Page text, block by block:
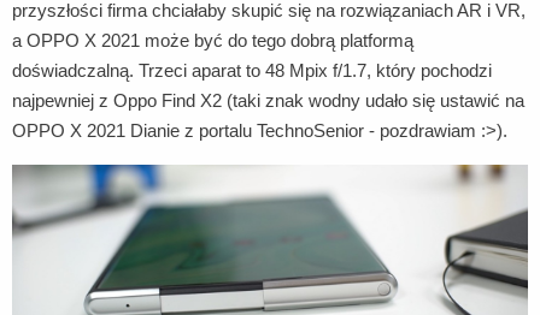
przyszłości firma chciałaby skupić się na rozwiązaniach AR i VR,
a OPPO X 2021 może być do tego dobrą platformą
doświadczalną. Trzeci aparat to 48 Mpix f/1.7, który pochodzi
najpewniej z Oppo Find X2 (taki znak wodny udało się ustawić na
OPPO X 2021 Dianie z portalu TechnoSenior - pozdrawiam :>).